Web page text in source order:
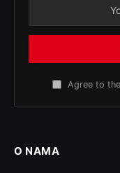
Agree to
O NAMA